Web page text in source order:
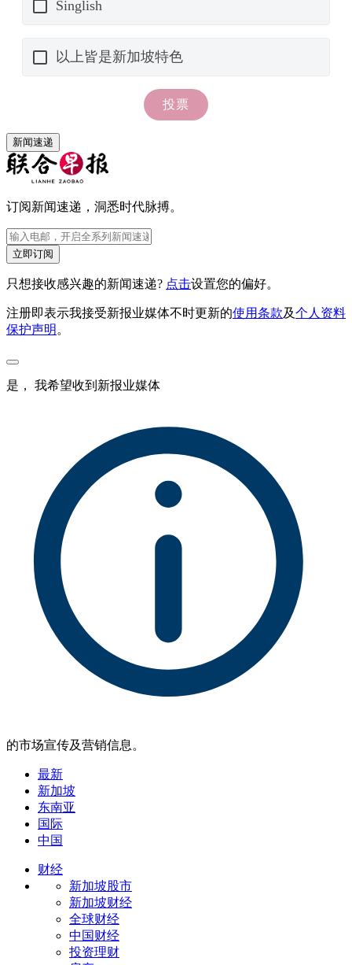
新闻速递
订阅新闻速递，洞悉时代脉搏。
立即订阅
只想接收感兴趣的新闻速递? 点击设置您的偏好。
注册即表示我接受新报业媒体不时更新的使用条款及个人资料
保护声明 。
是， 我希望收到新报业媒体
的市场宣传及营销信息。
最新
新加坡
东南亚
国际
中国
财经
新加坡股市
新加坡财经
全球财经
中国财经
投资理财